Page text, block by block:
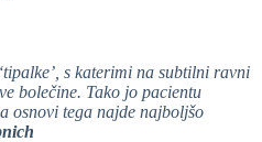
s katerimi na subtilni ravni
bolečine. Tako jo pacientu
osnovi tega najde najboljšo